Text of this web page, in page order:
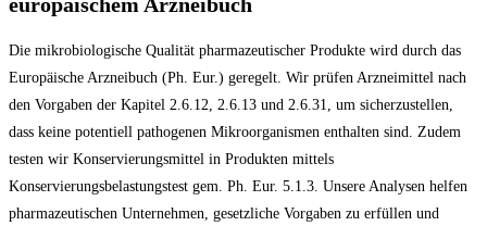
Die mikrobiologische Qualität pharmazeutischer Produkte wird durch das
Europäische Arzneibuch (Ph. Eur.) geregelt. Wir prüfen Arzneimittel nach
den Vorgaben der Kapitel 2.6.12, 2.6.13 und 2.6.31, um sicherzustellen,
dass keine potentiell pathogenen Mikroorganismen enthalten sind. Zudem
testen wir Konservierungsmittel in Produkten mittels
Konservierungsbelastungstest gem. Ph. Eur. 5.1.3. Unsere Analysen helfen
pharmazeutischen Unternehmen, gesetzliche Vorgaben zu erfüllen und